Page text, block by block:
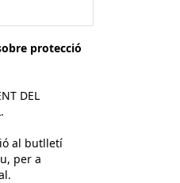
protecció
DEL
al butlletí
per a